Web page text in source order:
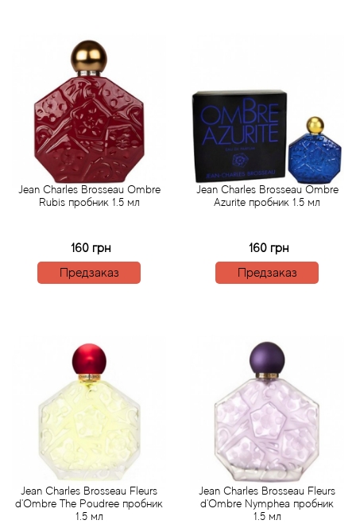
Jean Charles Brosseau Ombre
Rubis пробник 1.5 мл
160 грн
Предзаказ
Jean Charles Brosseau Ombre
Azurite пробник 1.5 мл
160 грн
Предзаказ
Jean Charles Brosseau Fleurs
d'Ombre The Poudree пробник
1.5 мл
Jean Charles Brosseau Fleurs
d'Ombre Nymphea пробник
1.5 мл
Anima Mundi
Anna Sui
Annayake
Anne Fontaine
Annick Goutal
Antonia's Flowers
Antonio Banderas
Antonio Visconti
Aquolina
Arabesque Perfumes
Arabiyat